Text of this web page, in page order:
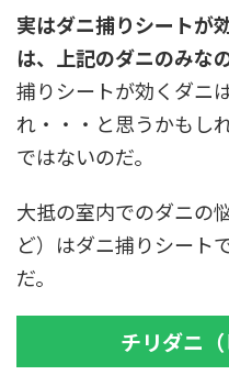
実はダニ捕りシートが
は、上記のダニのみなの
捕りシートが効くダニ
れ・・・と思うかもし
ではないのだ。
大抵の室内でのダニの
ど）はダニ捕りシート
だ。
チリダニ（